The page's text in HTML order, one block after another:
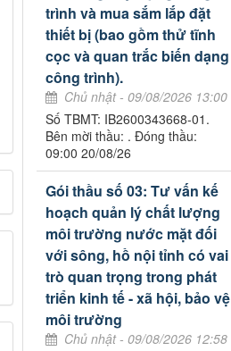
trình và mua sắm lắp đặt
thiết bị (bao gồm thử tĩnh
cọc và quan trắc biến dạng
công trình).
Chủ nhật - 09/08/2026 13:00
Số TBMT: IB2600343668-01.
Bên mời thầu: . Đóng thầu:
09:00 20/08/26
Gói thầu số 03: Tư vấn kế
hoạch quản lý chất lượng
môi trường nước mặt đối
với sông, hồ nội tỉnh có vai
trò quan trọng trong phát
triển kinh tế - xã hội, bảo vệ
môi trường
Chủ nhật - 09/08/2026 12:58